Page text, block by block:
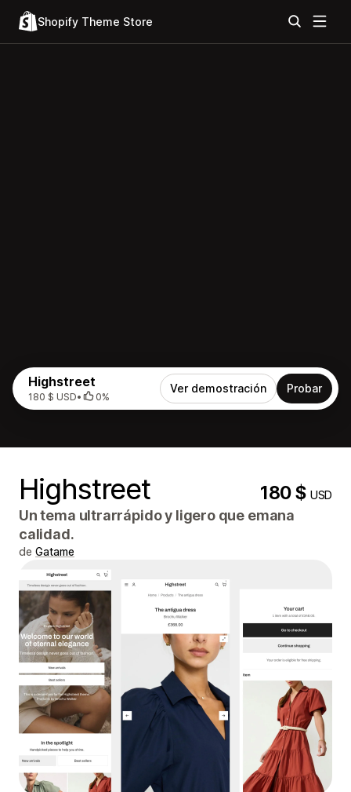
Shopify Theme Store
Highstreet
180 $ USD• 0%
Ver demostración Probar
Highstreet 180 $USD
Un tema ultrarrápido y ligero que emana
calidad.
de Gatame